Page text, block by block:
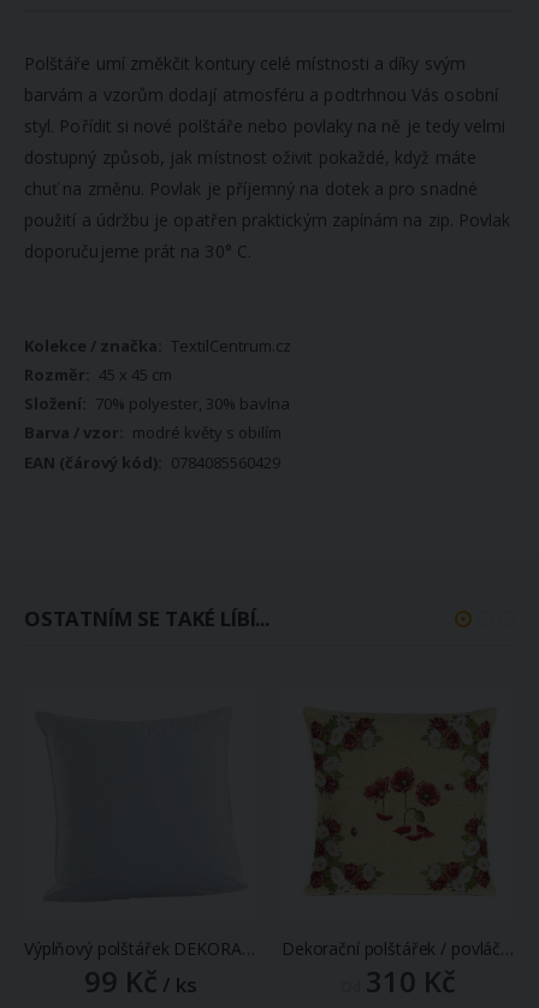
Polštáře umí změkčit kontury celé místnosti a díky svým
barvám a vzorům dodají atmosféru a podtrhnou Vás osobní
styl. Pořídit si nové polštáře nebo povlaky na ně je tedy velmi
dostupný způsob, jak místnost oživit pokaždé, když máte
chuť na změnu. Povlak je příjemný na dotek a pro snadné
použití a údržbu je opatřen praktickým zapínám na zip. Povlak
doporučujeme prát na 30° C.
Více
informací
TextilCentrum.cz
45 x 45 cm
70% polyester, 30% bavlna
modré květy s obilím
0784085560429
OSTATNÍM SE TAKÉ LÍBÍ...
99 Kč / ks 310 Kč